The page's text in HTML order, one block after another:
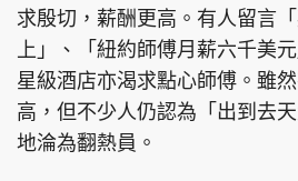
求殷切，薪酬更高。有人留言
上」、「紐約師傅月薪六千美
星級酒店亦渴求點心師傅。雖
高，但不少人仍認為「出到去
地淪為翻熱員。